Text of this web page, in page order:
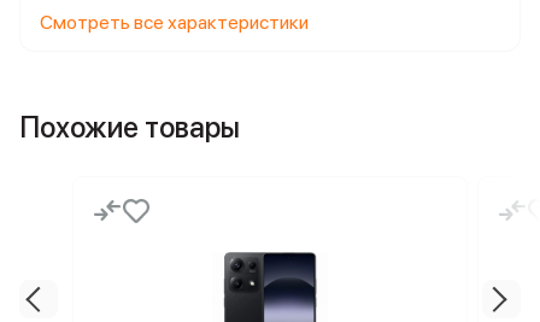
Смотреть все характеристики
Похожие товары